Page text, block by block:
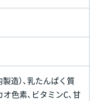
造）、乳たんぱく質
オ色素、ビタミンC、甘